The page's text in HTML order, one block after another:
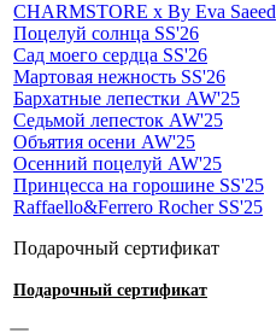
CHARMSTORE х By Eva Saeed
Поцелуй солнца SS'26
Сад моего сердца SS'26
Мартовая нежность SS'26
Бархатные лепестки AW'25
Седьмой лепесток AW'25
Объятия осени AW'25
Осенний поцелуй AW'25
Принцесса на горошине SS'25
Raffaello&Ferrero Rocher SS'25
Подарочный сертификат
Подарочный сертификат